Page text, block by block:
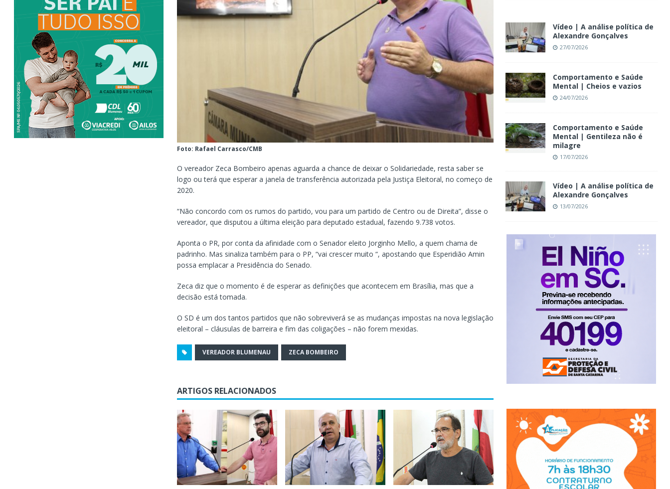
Foto: Rafael Carrasco/CMB
O vereador Zeca Bombeiro apenas aguarda a chance de deixar o Solidariedade, resta saber se
logo ou terá que esperar a janela de transferência autorizada pela Justiça Eleitoral, no começo de
2020.
“Não concordo com os rumos do partido, vou para um partido de Centro ou de Direita”, disse o
vereador, que disputou a última eleição para deputado estadual, fazendo 9.738 votos.
Aponta o PR, por conta da afinidade com o Senador eleito Jorginho Mello, a quem chama de
padrinho. Mas sinaliza também para o PP, “vai crescer muito “, apostando que Esperidião Amin
possa emplacar a Presidência do Senado.
Zeca diz que o momento é de esperar as definições que acontecem em Brasília, mas que a
decisão está tomada.
O SD é um dos tantos partidos que não sobreviverá se as mudanças impostas na nova legislação
eleitoral – cláusulas de barreira e fim das coligações – não forem mexidas.
VEREADOR BLUMENAU ZECA BOMBEIRO
ARTIGOS RELACIONADOS
Vídeo | A análise política de
Alexandre Gonçalves
27/07/2026
Comportamento e Saúde
Mental | Cheios e vazios
24/07/2026
Comportamento e Saúde
Mental | Gentileza não é
milagre
17/07/2026
Vídeo | A análise política de
Alexandre Gonçalves
13/07/2026